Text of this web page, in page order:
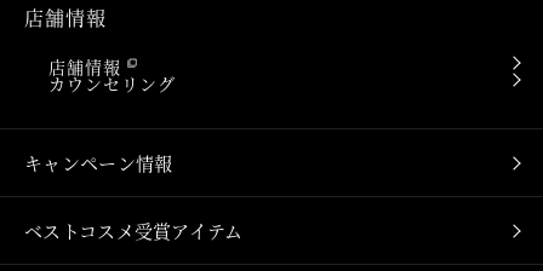
店舗情報
店舗情報
カウンセリング
キャンペーン情報
ベストコスメ受賞アイテム